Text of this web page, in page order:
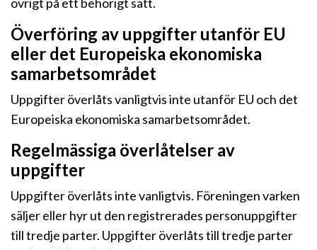
Överföring av uppgifter utanför EU
eller det Europeiska ekonomiska
samarbetsområdet
Uppgifter överlåts vanligtvis inte utanför EU och det
Europeiska ekonomiska samarbetsområdet.
Regelmässiga överlåtelser av
uppgifter
Uppgifter överlåts inte vanligtvis. Föreningen varken
säljer eller hyr ut den registrerades personuppgifter
till tredje parter. Uppgifter överlåts till tredje parter